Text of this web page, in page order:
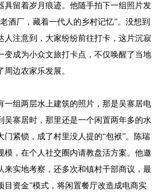
具留着岁月痕迹。他随手拍下一组照片发
酒厂，藏着一代人的乡村记忆”。没想到
人注意到，大家纷纷前往打卡，这片沉寂
变成为小众文旅打卡点，不仅唤醒了当地
边农家乐发展。
组两层水上建筑的照片，那是吴寨居电
吴寨居时，那里还是一个闲置两年多的水
门紧锁，成了村里没人提的“包袱”。陈瑞
模，在个人社交圈内请教盘活方案。他邀
来实地考察，还多次和镇村干部商议，最
目资金”模式，将闲置餐厅改造成电商实